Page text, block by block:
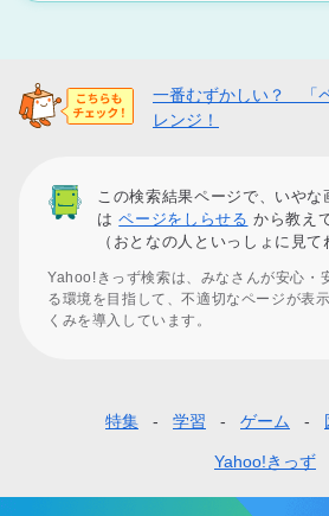
一番むずかしい？ 「
レンジ！
この検索結果ページで、いやな
はページをしらせる から教え
（おとなの人といっしょに見て
Yahoo!きっず検索は、みなさんが安心・
る環境を目指して、不適切なページが表
くみを導入しています。
タ
特集 学習 ゲーム
Yahoo!きっず